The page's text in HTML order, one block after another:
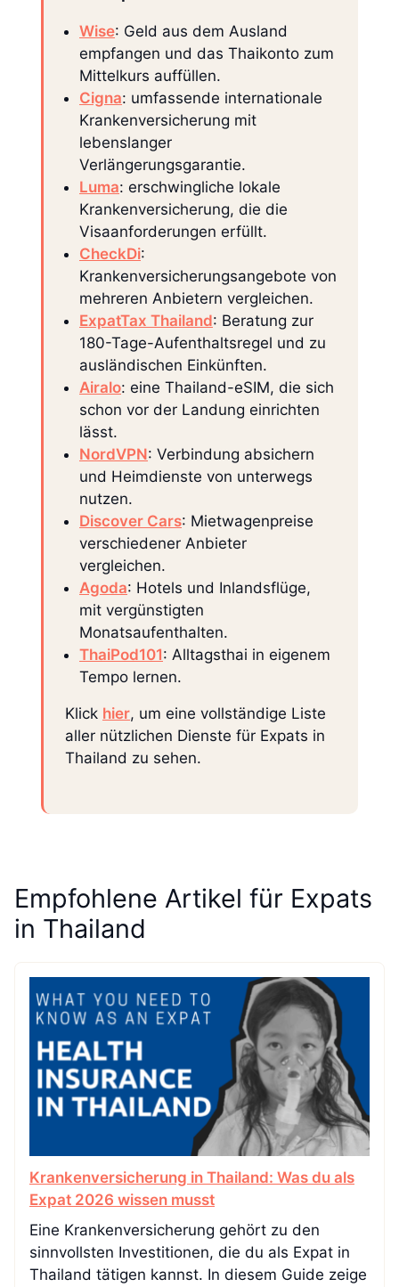
Wise: Geld aus dem Ausland
empfangen und das Thaikonto zum
Mittelkurs auffüllen.
Cigna: umfassende internationale
Krankenversicherung mit
lebenslanger
Verlängerungsgarantie.
Luma: erschwingliche lokale
Krankenversicherung, die die
Visaanforderungen erfüllt.
CheckDi:
Krankenversicherungsangebote von
mehreren Anbietern vergleichen.
ExpatTax Thailand: Beratung zur
180-Tage-Aufenthaltsregel und zu
ausländischen Einkünften.
Airalo: eine Thailand-eSIM, die sich
schon vor der Landung einrichten
lässt.
NordVPN: Verbindung absichern
und Heimdienste von unterwegs
nutzen.
Discover Cars: Mietwagenpreise
verschiedener Anbieter
vergleichen.
Agoda: Hotels und Inlandsflüge,
mit vergünstigten
Monatsaufenthalten.
ThaiPod101: Alltagsthai in eigenem
Tempo lernen.
Klick hier, um eine vollständige Liste
aller nützlichen Dienste für Expats in
Thailand zu sehen.
Empfohlene Artikel für Expats
in Thailand
Krankenversicherung in Thailand: Was du als
Expat 2026 wissen musst
Eine Krankenversicherung gehört zu den
sinnvollsten Investitionen, die du als Expat in
Thailand tätigen kannst. In diesem Guide zeige